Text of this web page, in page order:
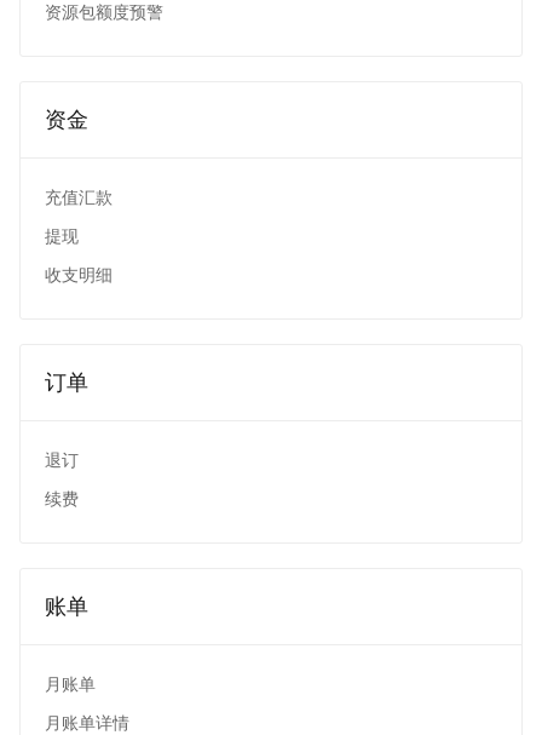
资源包额度预警
资金
充值汇款
提现
收支明细
订单
退订
续费
账单
月账单
月账单详情